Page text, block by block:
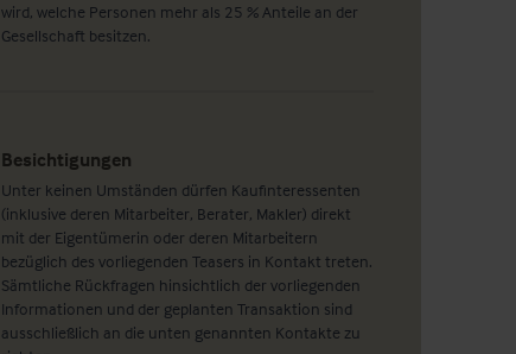
wird, welche Personen mehr als 25 % Anteile an der
Gesellschaft besitzen.
Besichtigungen
Unter keinen Umständen dürfen Kaufinteressenten
(inklusive deren Mitarbeiter, Berater, Makler) direkt
mit der Eigentümerin oder deren Mitarbeitern
bezüglich des vorliegenden Teasers in Kontakt treten.
Sämtliche Rückfragen hinsichtlich der vorliegenden
Informationen und der geplanten Transaktion sind
ausschließlich an die unten genannten Kontakte zu